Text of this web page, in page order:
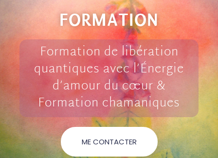
FORMATION
Formation de libération
quantiques avec l’Énergie
d’amour du cœur &
Formation chamaniques
ME CONTACTER